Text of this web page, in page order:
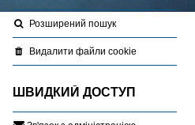
Розширений пошук
Видалити файли cookie
ШВИДКИЙ ДОСТУП